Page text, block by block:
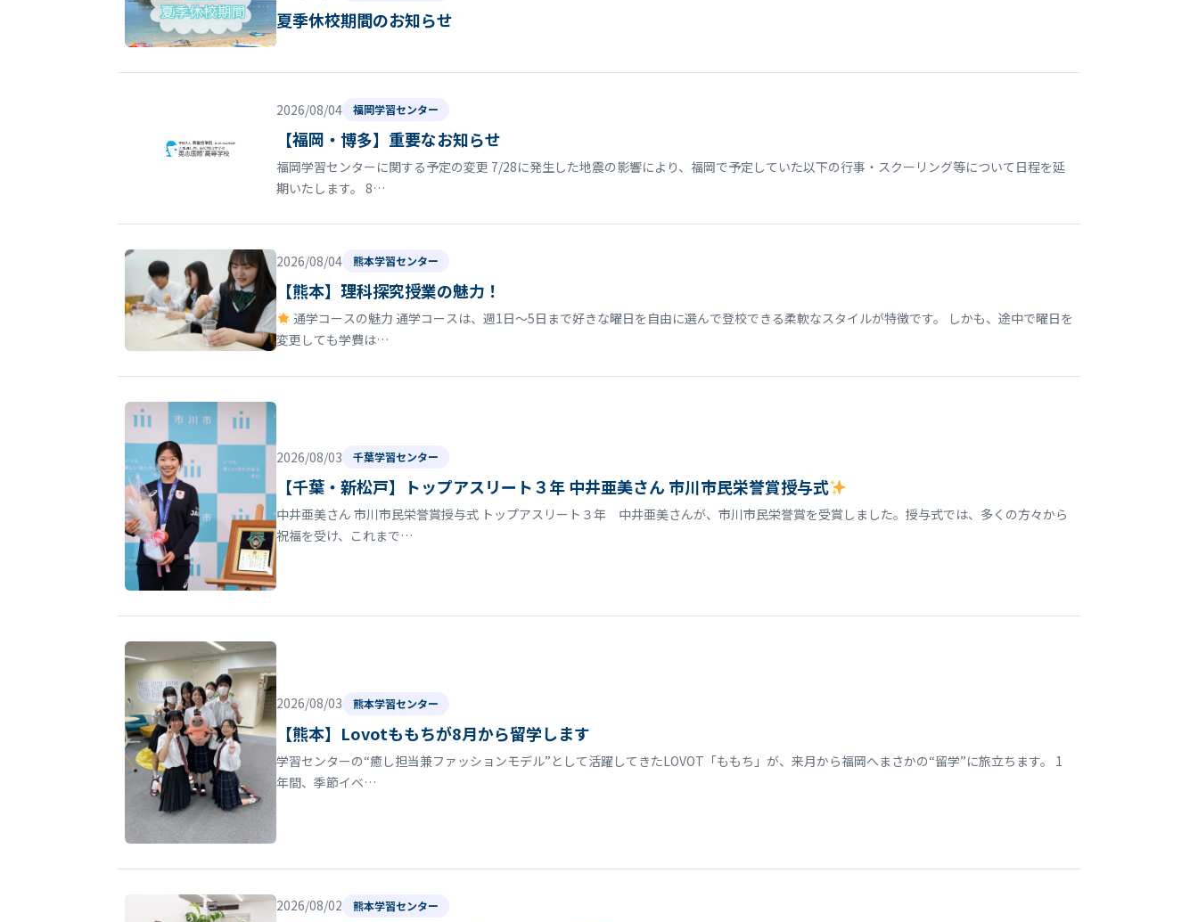
夏季休校期間のお知らせ
2026/08/04 福岡学習センター
【福岡・博多】重要なお知らせ
福岡学習センターに関する予定の変更 7/28に発生した地震の影響により、福岡で予定していた以下の行事・スクーリング等について日程を延
期いたします。 8…
2026/08/04 熊本学習センター
【熊本】理科探究授業の魅力！
通学コースの魅力 通学コースは、週1日〜5日まで好きな曜日を自由に選んで登校できる柔軟なスタイルが特徴です。 しかも、途中で曜日を
変更しても学費は…
2026/08/03 千葉学習センター
【千葉・新松戸】トップアスリート３年 中井亜美さん 市川市民栄誉賞授与式
中井亜美さん 市川市民栄誉賞授与式 トップアスリート３年 中井亜美さんが、市川市民栄誉賞を受賞しました。授与式では、多くの方々から
祝福を受け、これまで…
2026/08/03 熊本学習センター
【熊本】Lovotももちが8月から留学します
学習センターの“癒し担当兼ファッションモデル”として活躍してきたLOVOT「ももち」が、来月から福岡へまさかの“留学”に旅立ちます。 1
年間、季節イベ…
2026/08/02 熊本学習センター